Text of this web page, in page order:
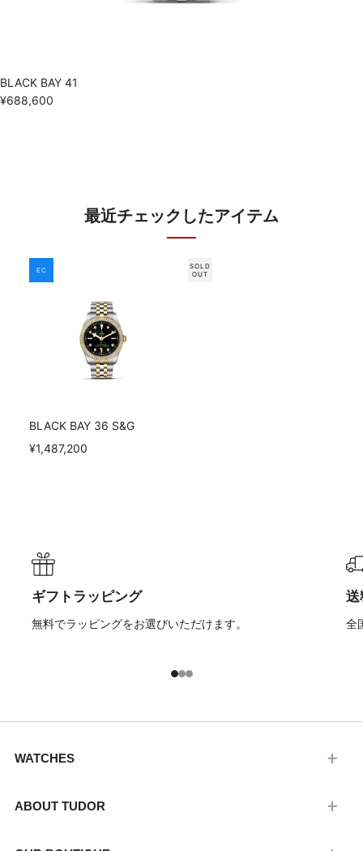
BLACK BAY 41
¥688,600
最近チェックしたアイテム
SOLD
OUT
EC
BLACK BAY 36 S&G
¥1,487,200
ギフトラッピング
無料でラッピングをお選びいただけます。
送
全
WATCHES
ABOUT TUDOR